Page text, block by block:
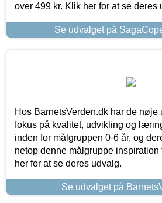
over 499 kr. Klik her for at se deres
Se udvalget på
Hos BarnetsVerden.dk har de nøje
fokus på kvalitet, udvikling og
inden for målgruppen 0-6 år, og
netop denne målgruppe
her for at se deres udvalg.
Se udvalget på